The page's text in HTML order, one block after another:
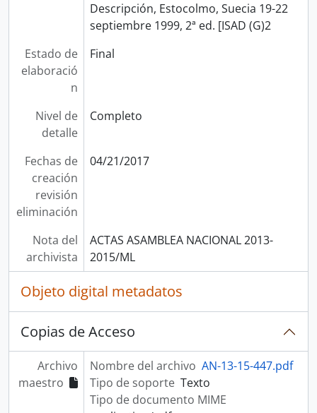
Descripción, Estocolmo, Suecia 19-22
septiembre 1999, 2ª ed. [ISAD (G)2
Estado de
elaboració
n
Final
Nivel de
detalle
Completo
Fechas de
creación
revisión
eliminación
04/21/2017
Nota del
archivista
ACTAS ASAMBLEA NACIONAL 2013-
2015/ML
Objeto digital metadatos
Copias de Acceso
Archivo
maestro
Nombre del archivo AN-13-15-447.pdf
Tipo de soporte Texto
Tipo de documento MIME